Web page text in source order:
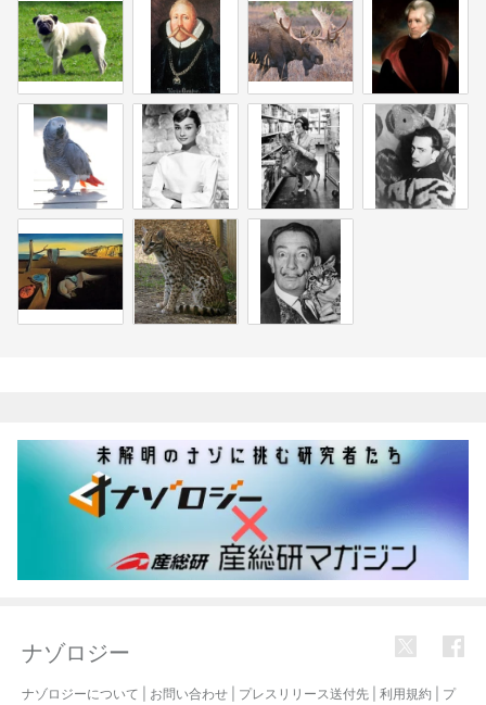
ナゾロジー
ナゾロジーについて お問い合わせ プレスリリース送付先 利用規約 プ